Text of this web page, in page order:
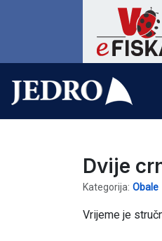
Dvije
Kategorija: Obale
Vrijeme je